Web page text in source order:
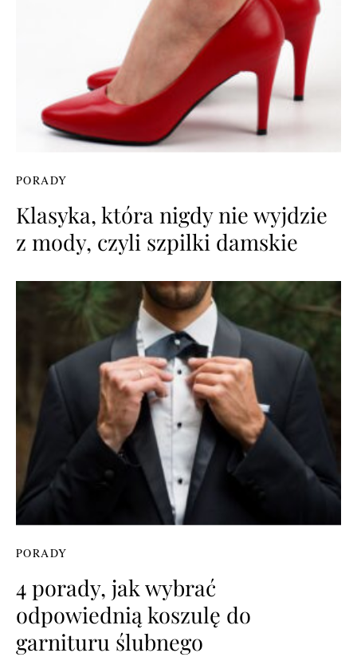
PORADY
Klasyka, która nigdy nie wyjdzie
z mody, czyli szpilki damskie
PORADY
4 porady, jak wybrać
odpowiednią koszulę do
garnituru ślubnego